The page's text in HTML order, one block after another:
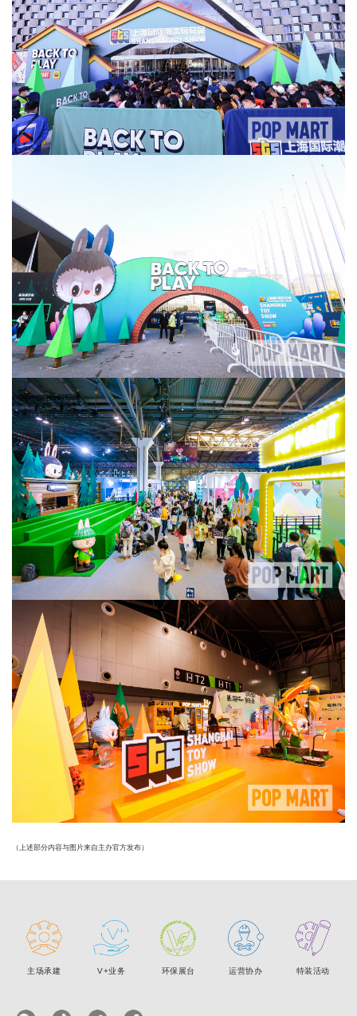
（上述部分内容与图片来自主办官方发布）
主场承建 V+业务 环保展台 运营协办 特装活动